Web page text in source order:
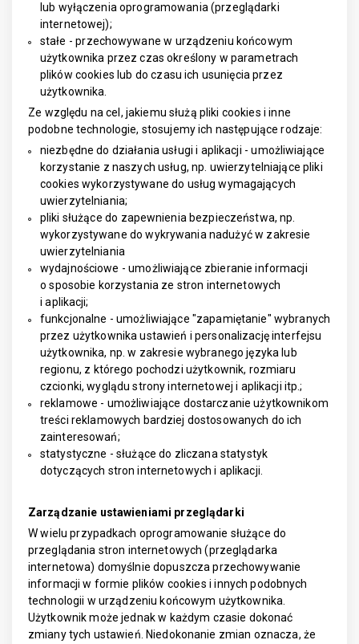
lub wyłączenia oprogramowania (przeglądarki
internetowej);
stałe - przechowywane w urządzeniu końcowym
użytkownika przez czas określony w parametrach
plików cookies lub do czasu ich usunięcia przez
użytkownika.
Ze względu na cel, jakiemu służą pliki cookies i inne
podobne technologie, stosujemy ich następujące rodzaje:
niezbędne do działania usługi i aplikacji - umożliwiające
korzystanie z naszych usług, np. uwierzytelniające pliki
cookies wykorzystywane do usług wymagających
uwierzytelniania;
pliki służące do zapewnienia bezpieczeństwa, np.
wykorzystywane do wykrywania nadużyć w zakresie
uwierzytelniania
wydajnościowe - umożliwiające zbieranie informacji
o sposobie korzystania ze stron internetowych
i aplikacji;
funkcjonalne - umożliwiające "zapamiętanie" wybranych
przez użytkownika ustawień i personalizację interfejsu
użytkownika, np. w zakresie wybranego języka lub
regionu, z którego pochodzi użytkownik, rozmiaru
czcionki, wyglądu strony internetowej i aplikacji itp.;
reklamowe - umożliwiające dostarczanie użytkownikom
treści reklamowych bardziej dostosowanych do ich
zainteresowań;
statystyczne - służące do zliczana statystyk
dotyczących stron internetowych i aplikacji.
Zarządzanie ustawieniami przeglądarki
W wielu przypadkach oprogramowanie służące do
przeglądania stron internetowych (przeglądarka
internetowa) domyślnie dopuszcza przechowywanie
informacji w formie plików cookies i innych podobnych
technologii w urządzeniu końcowym użytkownika.
Użytkownik może jednak w każdym czasie dokonać
zmiany tych ustawień. Niedokonanie zmian oznacza, że